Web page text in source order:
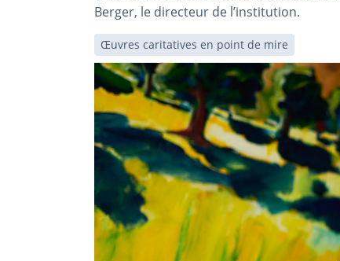
Berger, le directeur de l’institution.
Œuvres caritatives en point de mire